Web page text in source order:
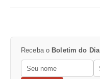
Receba o Boletim do Dia